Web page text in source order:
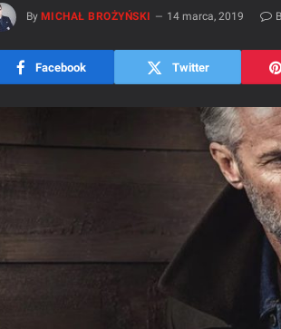
By MICHAŁ BROŻYŃSKI 14 marca, 2019
Facebook Twitter